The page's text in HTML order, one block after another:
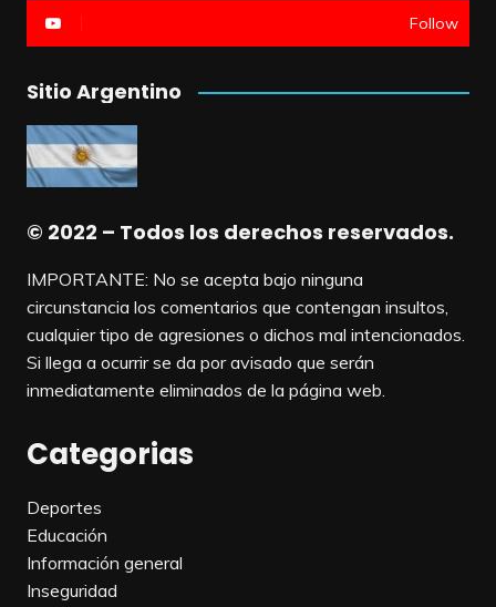
Follow
Sitio Argentino
© 2022 – Todos los derechos reservados.
IMPORTANTE: No se acepta bajo ninguna
circunstancia los comentarios que contengan insultos,
cualquier tipo de agresiones o dichos mal intencionados.
Si llega a ocurrir se da por avisado que serán
inmediatamente eliminados de la página web.
Categorias
Deportes
Educación
Información general
Inseguridad